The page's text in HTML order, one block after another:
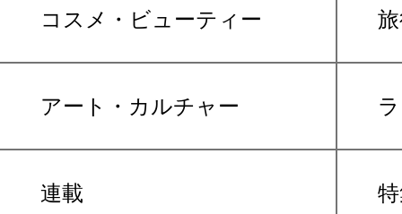
コスメ・ビューティー
アート・カルチャー
連載